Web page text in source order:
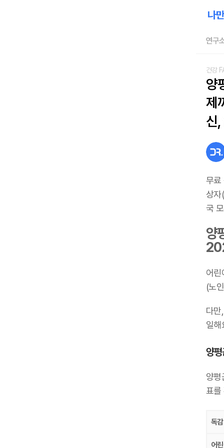
연구
건강
양
제
신
무료
상자
국
양
어린
(노
다
일
양
양평
표를
독
어